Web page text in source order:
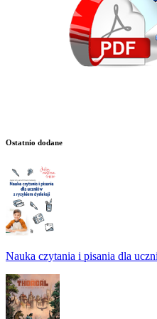
Ostatnio dodane
Nauka czytania i pisania dla